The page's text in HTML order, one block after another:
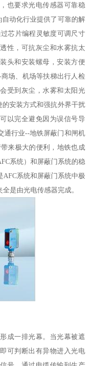
也要求光电传感器可靠稳
动化行业提供了可靠的解
芯片编程灵敏度可调尺寸
性，可抗灰尘和水雾抗太
头和安装螺母，安装方便
场、机场等扶梯出行人检
受到灰尘，水雾和太阳光
安装方式和强抗外界干扰
以完全避免因为误信号导
通行业--地铁屏蔽门和闸机
来极大的便利，地铁也成
系统）和屏蔽门系统的稳
系统和屏蔽门系统中极
是由光电传感器完成。
成一排光幕。当光幕被遮
可判断出有异物进入光电